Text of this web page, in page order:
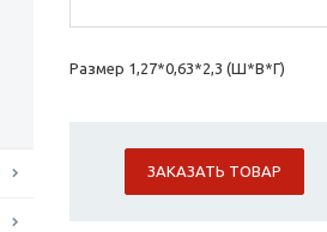
Размер 1,27*0,63*2,3 (Ш*В*Г)
ЗАКАЗАТЬ ТОВАР